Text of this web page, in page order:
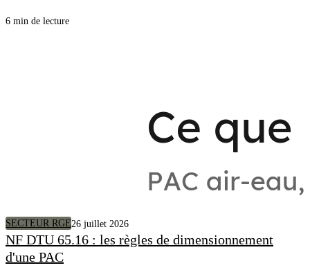
autour de chez vous.
6 min de lecture
SECTEUR RGE26 juillet 2026
NF DTU 65.16 : les règles de dimensionnement
d'une PAC